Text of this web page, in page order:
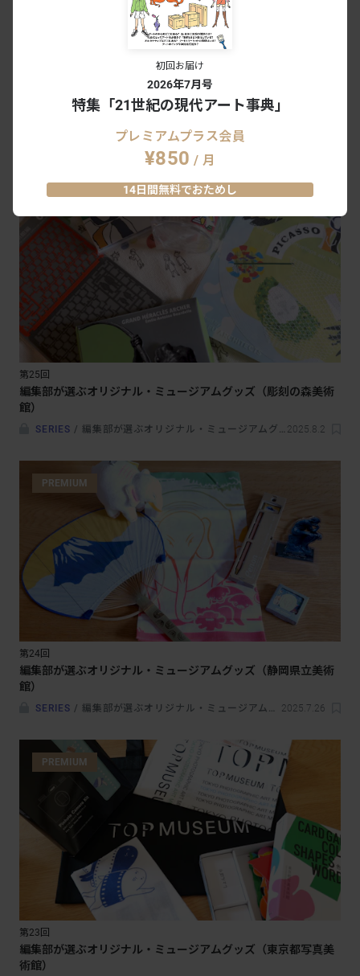
編集部が選ぶオリジナル・ミュージアムグッズ（国立民族学博
編集部が選ぶオリジナル・ミュージアムグッズ
第25回
編集部が選ぶオリジナル・ミュージアムグッズ（彫刻の森美術
館）
SERIES / 編集部が選ぶオリジナル・ミュージアムグッズ 2025.8.2
PREMIUM
第24回
編集部が選ぶオリジナル・ミュージアムグッズ（静岡県立美術
館）
SERIES / 編集部が選ぶオリジナル・ミュージアムグッズ 2025.7.26
PREMIUM
第23回
編集部が選ぶオリジナル・ミュージアムグッズ（東京都写真美
術館）
初回お届け
2026年7月号
特集「21世紀の現代アート事典」
プレミアムプラス会員
¥850 / 月
14日間無料でおためし